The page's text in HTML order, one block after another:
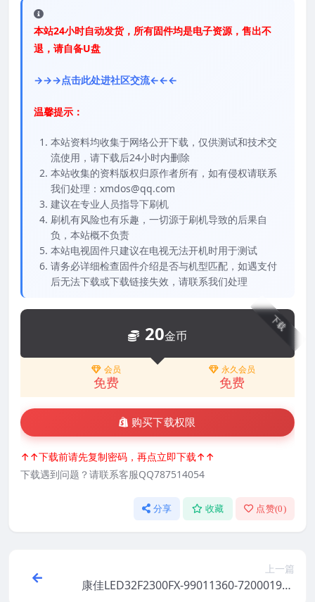
本站24小时自动发货，所有固件均是电子资源，售出不
退，请自备U盘
→→→点击此处进社区交流←←←
温馨提示：
本站资料均收集于网络公开下载，仅供测试和技术交
流使用，请下载后24小时内删除
本站收集的资料版权归原作者所有，如有侵权请联系
我们处理：xmdos@qq.com
建议在专业人员指导下刷机
刷机有风险也有乐趣，一切源于刷机导致的后果自
负，本站概不负责
本站电视固件只建议在电视无法开机时用于测试
请务必详细检查固件介绍是否与机型匹配，如遇支付
后无法下载或下载链接失效，请联系我们处理
下载
20金币
会员
免费
永久会员
免费
购买下载权限
↑↑下载前请先复制密码，再点立即下载↑↑
下载遇到问题？请联系客服QQ787514054
分享 收藏 点赞(0)
上一篇
康佳LED32F2300FX-99011360-72000193Y